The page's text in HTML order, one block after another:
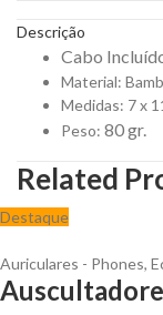
quantity
Descrição
Cabo
Material:
Medidas: 7 x
Peso: 80 gr.
Related
Destaque
Auriculares - Phones,